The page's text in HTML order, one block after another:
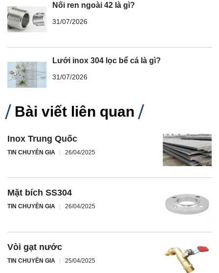
Nối ren ngoài 42 là gì?
31/07/2026
Lưới inox 304 lọc bể cá là gì?
31/07/2026
Bài viết liên quan
Inox Trung Quốc
TIN CHUYÊN GIA 26/04/2025
Mặt bích SS304
TIN CHUYÊN GIA 26/04/2025
Vòi gạt nước
TIN CHUYÊN GIA 25/04/2025